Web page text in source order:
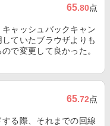
65.80点
ャッシュバックキャン
ていたブラウザよりも
で変更して良かった。
65.72点
る際、それまでの回線